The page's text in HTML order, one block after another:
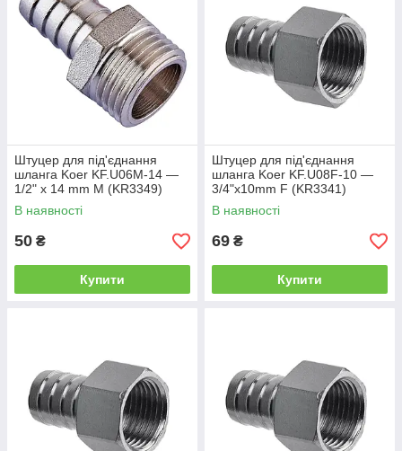
Штуцер для під'єднання
шланга Koer KF.U06M-14 —
1/2" x 14 mm M (KR3349)
В наявності
50 ₴
Купити
Штуцер для під'єднання
шланга Koer KF.U08F-10 —
3/4"x10mm F (KR3341)
В наявності
69 ₴
Купити